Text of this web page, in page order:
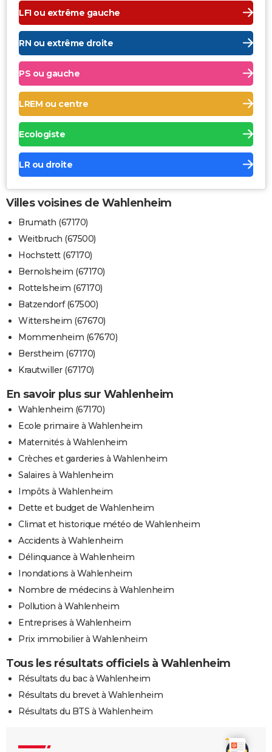
LFI ou extrême gauche
RN ou extrême droite
PS ou gauche
LREM ou centre
Ecologiste
LR ou droite
Villes voisines de Wahlenheim
Brumath (67170)
Weitbruch (67500)
Hochstett (67170)
Bernolsheim (67170)
Rottelsheim (67170)
Batzendorf (67500)
Wittersheim (67670)
Mommenheim (67670)
Berstheim (67170)
Krautwiller (67170)
En savoir plus sur Wahlenheim
Wahlenheim (67170)
Ecole primaire à Wahlenheim
Maternités à Wahlenheim
Crèches et garderies à Wahlenheim
Salaires à Wahlenheim
Impôts à Wahlenheim
Dette et budget de Wahlenheim
Climat et historique météo de Wahlenheim
Accidents à Wahlenheim
Délinquance à Wahlenheim
Inondations à Wahlenheim
Nombre de médecins à Wahlenheim
Pollution à Wahlenheim
Entreprises à Wahlenheim
Prix immobilier à Wahlenheim
Tous les résultats officiels à Wahlenheim
Résultats du bac à Wahlenheim
Résultats du brevet à Wahlenheim
Résultats du BTS à Wahlenheim